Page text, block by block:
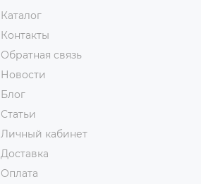
Каталог
Контакты
Обратная связь
Новости
Блог
Статьи
Личный кабинет
Доставка
Оплата